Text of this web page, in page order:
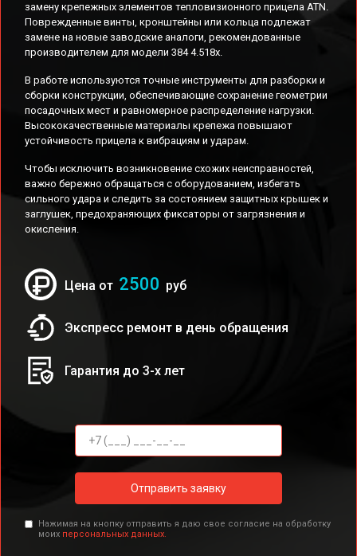
замену крепежных элементов тепловизионного прицела ATN.
Поврежденные винты, кронштейны или кольца подлежат
замене на новые заводские аналоги, рекомендованные
производителем для модели 384 4.518x.
В работе используются точные инструменты для разборки и
сборки конструкции, обеспечивающие сохранение геометрии
посадочных мест и равномерное распределение нагрузки.
Высококачественные материалы крепежа повышают
устойчивость прицела к вибрациям и ударам.
Чтобы исключить возникновение схожих неисправностей,
важно бережно обращаться с оборудованием, избегать
сильного удара и следить за состоянием защитных крышек и
заглушек, предохраняющих фиксаторы от загрязнения и
окисления.
Цена от 2500 руб
Экспресс ремонт в день обращения
Гарантия до 3-х лет
Отправить заявку
Нажимая на кнопку отправить я даю свое согласие на обработку
моих персональных данных.